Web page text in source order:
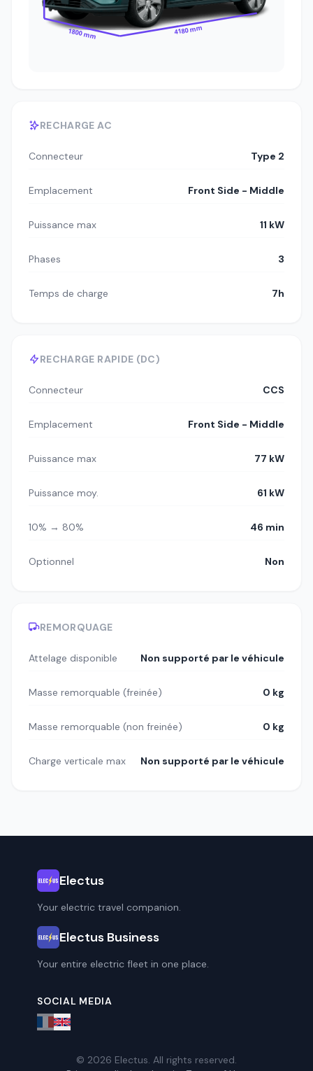
1800 mm 4180 mm
RECHARGE AC
Connecteur Type 2
Emplacement Front Side - Middle
Puissance max 11 kW
Phases 3
Temps de charge 7h
RECHARGE RAPIDE (DC)
Connecteur CCS
Emplacement Front Side - Middle
Puissance max 77 kW
Puissance moy. 61 kW
10% → 80% 46 min
Optionnel Non
REMORQUAGE
Attelage disponible Non supporté par le véhicule
Masse remorquable (freinée) 0 kg
Masse remorquable (non freinée) 0 kg
Charge verticale max Non supporté par le véhicule
Electus
Your electric travel companion.
Electus Business
Your entire electric fleet in one place.
SOCIAL MEDIA
© 2026 Electus. All rights reserved.